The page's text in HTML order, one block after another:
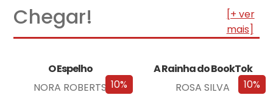
Chegar!
[+ ver
mais]
10%
O Espelho
NORA ROBERTS
10%
A Rainha do BookTok
ROSA SILVA